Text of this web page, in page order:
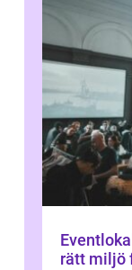
rätt miljö